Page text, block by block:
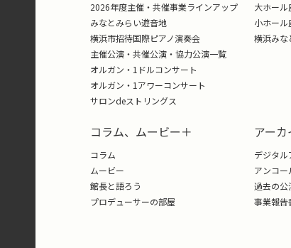
小森康弘（こもり・やすひろ
栃木県宇都宮市生まれ。宇都宮
卒業生紹介演奏会』に出演。
留学。その後ドイツのミュンヘ
ケストラにおいて研鑽を積んだ。
指揮を小林研一郎、松尾葉子
シュ・ラヨヴィチ、エルヴィン
これまでにウィーン・プロ・
団、群馬交響楽団、仙台フィ
団、瀬戸フィルハーモニー交響
の作品・オペラの初演を数多く
2026年度主催・共催事業ラインアップ
みなとみらい遊音地
横浜市招待国際ピアノ演奏会
主催公演・共催公演・協力公演一覧
オルガン・1ドルコンサート
オルガン・1アワーコンサート
サロンdeストリングス
大ホール
小ホール
横浜みな
コラム、ムービー＋
コラム
ムービー
館長と語ろう
プロデューサーの部屋
アー
デジタル
アンコー
過去の公
事業報告